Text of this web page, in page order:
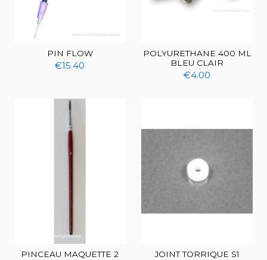
PIN FLOW
€15.40
POLYURETHANE 400 ML
BLEU CLAIR
€4.00
PINCEAU MAQUETTE 2 JOINT TORRIQUE S1